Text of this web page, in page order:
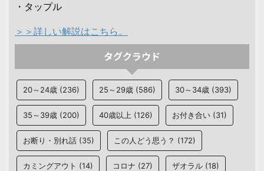
・タップル
＞＞詳しい解説はこちら。
タグクラウド
20～24歳 (236) 25～29歳 (586) 30～34歳 (393)
35～39歳 (200) 40歳以上 (126) お付き合い (31)
お断り・別れ話 (35) この人どう思う？ (172)
カミングアウト (14) コロナ (27) ザオラル (18)